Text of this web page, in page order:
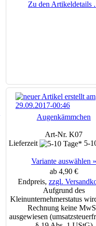
Zu den Artikeldetails
Augenkämmchen
Art-Nr. K07
Lieferzeit
5-
Variante auswählen »
ab 4,90 €
Endpreis, zzgl.
Aufgrund des
Kleinunternehmerstatus
Rechnung keine
ausgewiesen